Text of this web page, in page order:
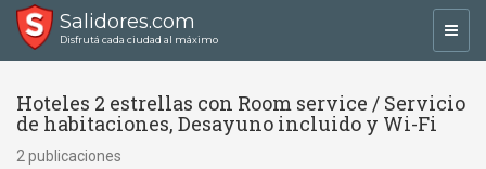
Salidores.com
Disfrutá cada ciudad al máximo
Hoteles 2 estrellas con Room service / Servicio
de habitaciones, Desayuno incluido y Wi-Fi
2 publicaciones